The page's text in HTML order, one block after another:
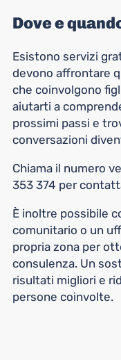
Dove e
Esistono servizi
devono affrontare
che coinvolgono
aiutarti a
prossimi passi e
conversazioni
Chiama il numero
353 374 per
È inoltre possibile
comunitario o un
propria zona per
consulenza. Un
risultati migliori e
persone coinvolte.